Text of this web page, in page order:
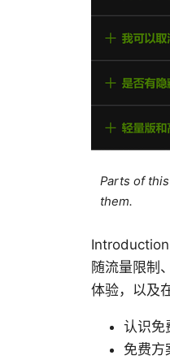
Parts of
them.
Introduction
随流量限制
体验，以及
认识免
免费方